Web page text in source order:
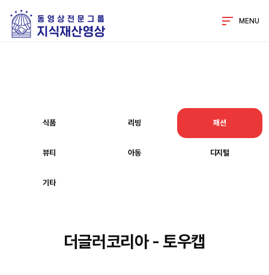
MENU
식품 리빙 패션
뷰티 아동 디지털
기타
더글러코리아 - 토우캡